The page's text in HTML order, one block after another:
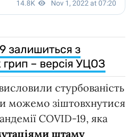
залишиться з
– версія УЦОЗ
стурбованість
можемо зіштовхнутися
COVID-19, яка
штаму